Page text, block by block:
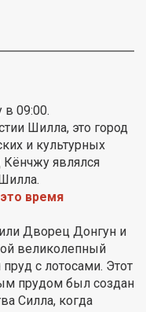
09:00.
Шилла, это город
и культурных
Кёнчжу являлся
время
Дворец Донгун и
великолепный
с лотосами. Этот
прудом был создан
Силла, когда